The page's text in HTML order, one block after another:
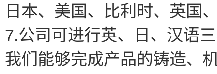
日本、美国、比利时、英国
7.公司可进行英、日、汉语
我们能够完成产品的铸造、